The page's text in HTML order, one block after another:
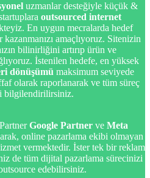
uzmanlar desteğiyle küçük &
outsourced internet
En uygun mecralarda hedef
amaçlıyoruz. Sitenizin
bilinirliğini artırıp ürün ve
İstenilen hedefe, en yüksek
dönüşümü maksimum seviyede
olarak raporlanarak ve tüm süreç
bilgilendirilirsiniz.
Google Partner ve Meta
online pazarlama ekibi olmayan
vermektedir. İster tek bir reklam
de tüm dijital pazarlama sürecinizi
edebilirsiniz.